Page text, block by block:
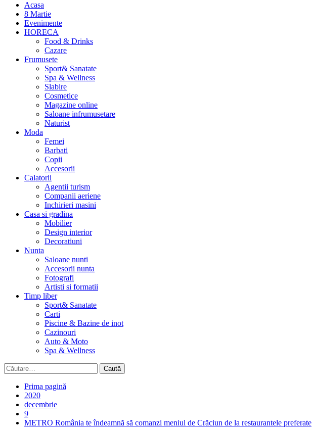
Acasa
8 Martie
Evenimente
HORECA
Food & Drinks
Cazare
Frumusete
Sport& Sanatate
Spa & Wellness
Slabire
Cosmetice
Magazine online
Saloane infrumusetare
Naturist
Moda
Femei
Barbati
Copii
Accesorii
Calatorii
Agentii turism
Companii aeriene
Inchirieri masini
Casa si gradina
Mobilier
Design interior
Decoratiuni
Nunta
Saloane nunti
Accesorii nunta
Fotografi
Artisti si formatii
Timp liber
Sport& Sanatate
Carti
Piscine & Bazine de inot
Cazinouri
Auto & Moto
Spa & Wellness
Caută
după:
Prima pagină
2020
decembrie
9
METRO România te îndeamnă să comanzi meniul de Crăciun de la restaurantele preferate